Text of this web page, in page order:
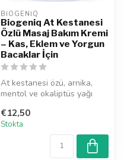
BIOGENIQ
Biogeniq At Kestanesi
Özlü Masaj Bakım Kremi
– Kas, Eklem ve Yorgun
Bacaklar İçin
At kestanesi özü, arnika,
mentol ve okaliptüs yağı
k...
€12,50
Stokta